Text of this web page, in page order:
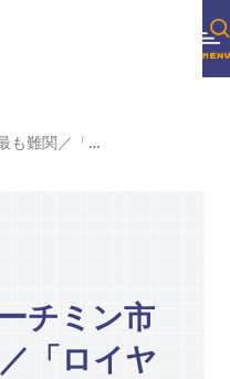
LESSON.20／ホーチミン市近郊で最も難関／「ロイヤルアイランドゴルフ」／8 番ホール
チミン市
「ロイヤ